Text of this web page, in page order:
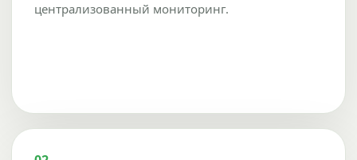
централизованный мониторинг.